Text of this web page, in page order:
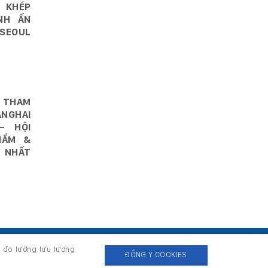
KHÉP
ẤN
HỘI
&
đo lường lưu lượng
ĐỒNG Ý COOKIES